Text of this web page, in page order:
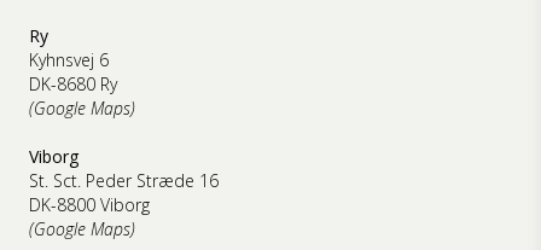
Ry
Kyhnsvej 6
DK-8680 Ry
(Google Maps)
Viborg
St. Sct. Peder Stræde 16
DK-8800 Viborg
(Google Maps)